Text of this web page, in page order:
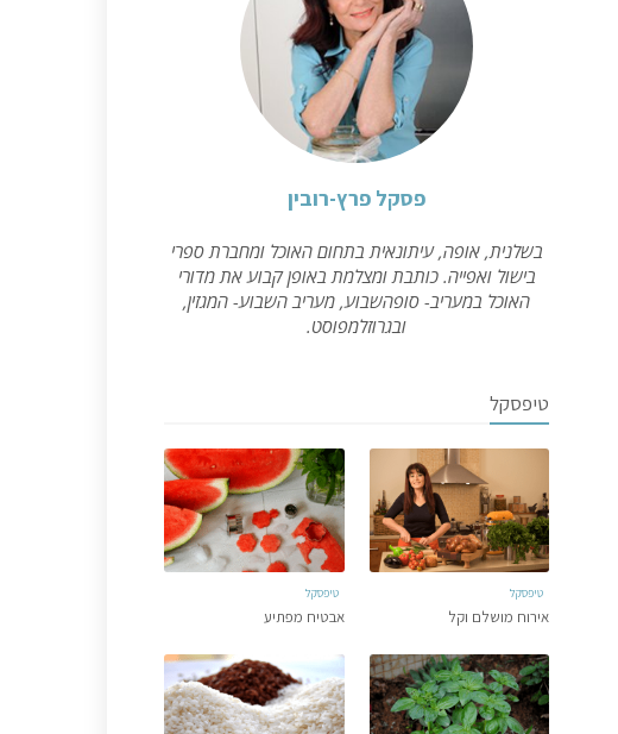
פסקל פרץ-רובין
בשלנית, אופה, עיתונאית בתחום האוכל ומחברת ספרי
בישול ואפייה. כותבת ומצלמת באופן קבוע את מדורי
האוכל במעריב- סופהשבוע, מעריב השבוע- המגזין,
ובגרוזלמפוסט.
טיפסקל
טיפסקל
אירוח מושלם וקל
טיפסקל
אבטיח מפתיע